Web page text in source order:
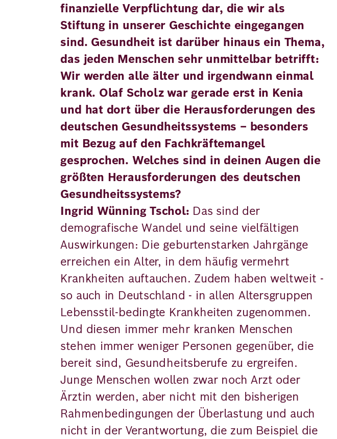
finanzielle Verpflichtung dar, die wir als
Stiftung in unserer Geschichte eingegangen
sind. Gesundheit ist darüber hinaus ein Thema,
das jeden Menschen sehr unmittelbar betrifft:
Wir werden alle älter und irgendwann einmal
krank. Olaf Scholz war gerade erst in Kenia
und hat dort über die Herausforderungen des
deutschen Gesundheitssystems – besonders
mit Bezug auf den Fachkräftemangel
gesprochen. Welches sind in deinen Augen die
größten Herausforderungen des deutschen
Gesundheitssystems?
Ingrid Wünning Tschol: Das sind der
demografische Wandel und seine vielfältigen
Auswirkungen: Die geburtenstarken Jahrgänge
erreichen ein Alter, in dem häufig vermehrt
Krankheiten auftauchen. Zudem haben weltweit -
so auch in Deutschland - in allen Altersgruppen
Lebensstil-bedingte Krankheiten zugenommen.
Und diesen immer mehr kranken Menschen
stehen immer weniger Personen gegenüber, die
bereit sind, Gesundheitsberufe zu ergreifen.
Junge Menschen wollen zwar noch Arzt oder
Ärztin werden, aber nicht mit den bisherigen
Rahmenbedingungen der Überlastung und auch
nicht in der Verantwortung, die zum Beispiel die